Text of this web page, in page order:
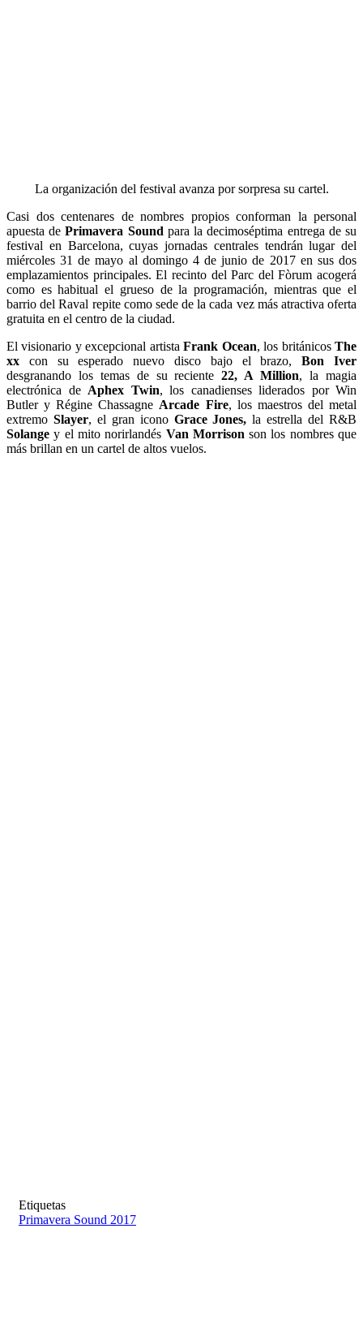
La organización del festival avanza por sorpresa su cartel.
Casi dos centenares de nombres propios conforman la personal
apuesta dePrimavera Sound para la decimoséptima entrega de su
festival en Barcelona, cuyas jornadas centrales tendrán lugar del
miércoles 31 de mayo al domingo 4 de junio de 2017 en sus dos
emplazamientos principales. El recinto del Parc del Fòrum acogerá
como es habitual el grueso de la programación, mientras que el
barrio del Raval repite como sede de la cada vez más atractiva oferta
gratuita en el centro de la ciudad.
El visionario y excepcional artistaFrank Ocean, los británicosThe
xx con su esperado nuevo disco bajo el brazo,Bon Iver
desgranando los temas de su reciente22, A Million, la magia
electrónica de Aphex Twin, los canadienses liderados por Win
Butler y Régine Chassagne Arcade Fire, los maestros del metal
extremo Slayer, el gran icono Grace Jones, la estrella del R&B
Solange y el mito norirlandés Van Morrison son los nombres que
más brillan en un cartel de altos vuelos.
Etiquetas
Primavera Sound 2017